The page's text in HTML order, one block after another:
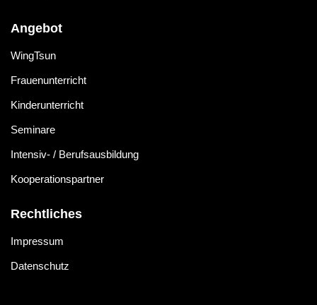
Angebot
WingTsun
Frauenunterricht
Kinderunterricht
Seminare
Intensiv- / Berufsausbildung
Kooperationspartner
Rechtliches
Impressum
Datenschutz